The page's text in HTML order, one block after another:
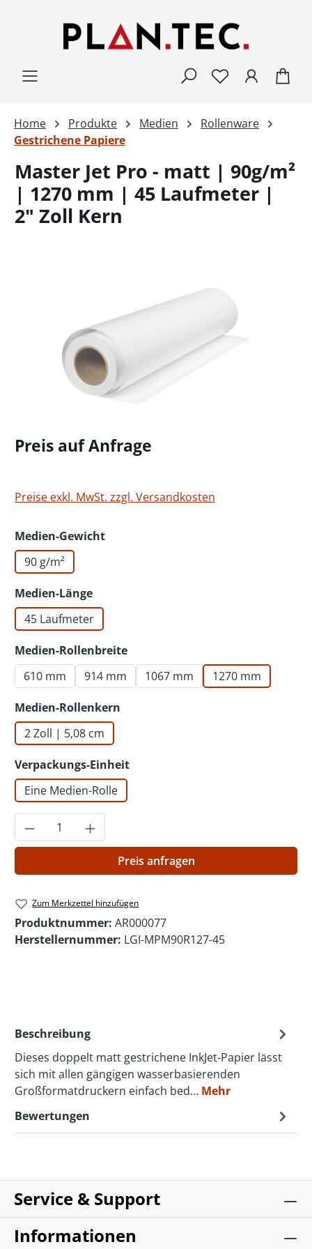
Home Produkte Medien
Rollenware
Gestrichene Papiere
Master Jet Pro - matt | 90g/m²
| 1270 mm | 45 Laufmeter |
2" Zoll Kern
Preis auf Anfrage
Preise exkl. MwSt. zzgl. Versandkosten
Medien-Gewichtauswählen
90 g/m²
Medien-Längeauswählen
45 Laufmeter
Medien-Rollenbreiteauswählen
610 mm
914 mm 1067 mm 1270 mm
Medien-Rollenkern
2 Zoll | 5,08 cm
Verpackungs-Einheitauswählen
Eine Medien-Rolle
Produkt Anzahl: Gib den gewünschten
Preis anfragen
Zum Merkzettel hinzufügen
Produktnummer: AR000077
Herstellernummer: LGI-MPM90R127-45
Beschreibung
Dieses doppelt matt gestrichene InkJet-Papier lässt
sich mit allen gängigen wasserbasierenden
Großformatdruckern einfach bed… Mehr
Bewertungen
Service & Support
Informationen